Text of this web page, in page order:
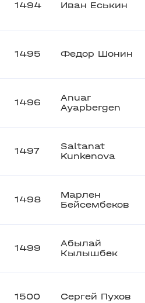
1494 Иван Еськин
1495 Федор Шонин
1496
Anuar
Ayapbergen
1497
Saltanat
Kunkenova
1498
Марлен
Бейсембеков
1499
Абылай
Кылышбек
1500 Сергей Пухов